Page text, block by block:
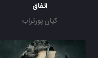
اتفاق
کیان پورتراب